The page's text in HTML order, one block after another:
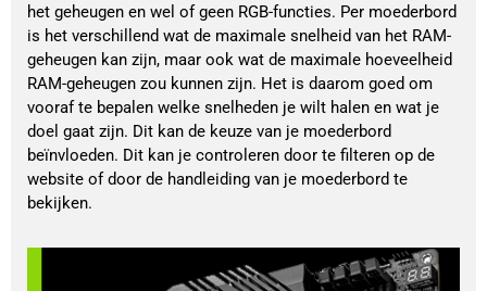
het geheugen en wel of geen RGB-functies. Per moederbord
is het verschillend wat de maximale snelheid van het RAM-
geheugen kan zijn, maar ook wat de maximale hoeveelheid
RAM-geheugen zou kunnen zijn. Het is daarom goed om
vooraf te bepalen welke snelheden je wilt halen en wat je
doel gaat zijn. Dit kan de keuze van je moederbord
beïnvloeden. Dit kan je controleren door te filteren op de
website of door de handleiding van je moederbord te
bekijken.